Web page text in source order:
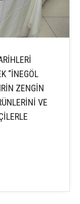
“İNEGÖL
ZENGİN
VE